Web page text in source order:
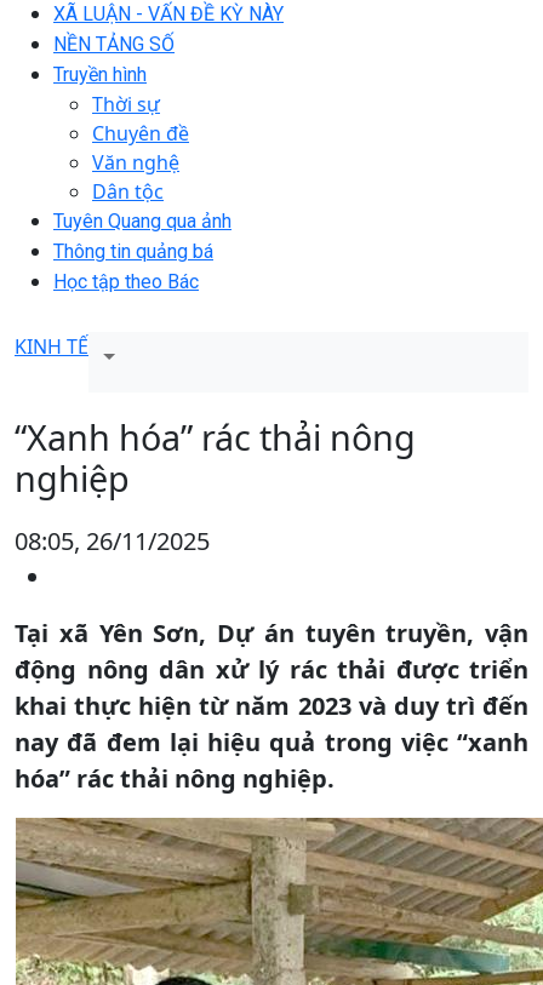
XÃ LUẬN - VẤN ĐỀ KỲ NÀY
NỀN TẢNG SỐ
Truyền hình
Thời sự
Chuyên đề
Văn nghệ
Dân tộc
Tuyên Quang qua ảnh
Thông tin quảng bá
Học tập theo Bác
KINH TẾ
“Xanh hóa” rác thải nông
nghiệp
08:05, 26/11/2025
Tại xã Yên Sơn, Dự án tuyên truyền, vận
động nông dân xử lý rác thải được triển
khai thực hiện từ năm 2023 và duy trì đến
nay đã đem lại hiệu quả trong việc “xanh
hóa” rác thải nông nghiệp.